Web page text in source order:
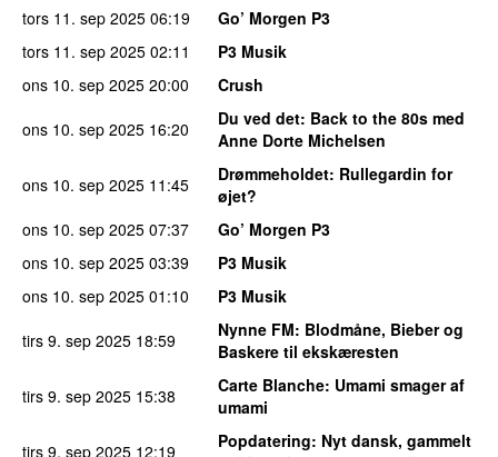
tors 11. sep 2025 06:19
Go’ Morgen P3
tors 11. sep 2025 02:11
P3 Musik
ons 10. sep 2025 20:00
Crush
ons 10. sep 2025 16:20 Du ved det: Back to the 80s med
Anne Dorte Michelsen
ons 10. sep 2025 11:45 Drømmeholdet: Rullegardin for
øjet?
ons 10. sep 2025 07:37
Go’ Morgen P3
ons 10. sep 2025 03:39
P3 Musik
ons 10. sep 2025 01:10
P3 Musik
tirs 9. sep 2025 18:59 Nynne FM: Blodmåne, Bieber og
Baskere til ekskæresten
tirs 9. sep 2025 15:38 Carte Blanche: Umami smager af
umami
tirs 9. sep 2025 12:19 Popdatering: Nyt dansk, gammelt